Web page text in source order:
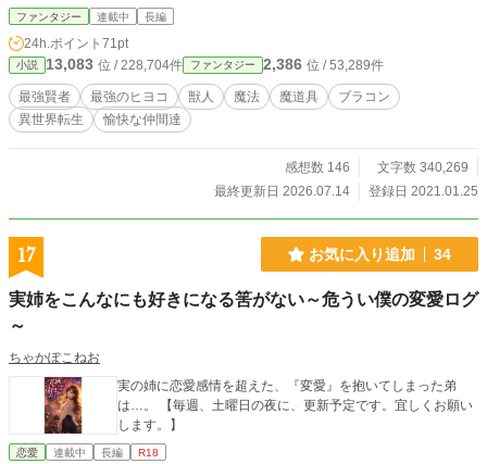
世界だろうと人間じゃなかろうとお構い無しに、常識をぶち壊す。 差別の荒波
に揉まれたり陰謀に巻き込まれたりしてなかなか研究が進まないけれど、ブラコ
ン拗らせながらも愉快な仲間に囲まれて成長していくお話。 ※拙い作品です
が、誹謗中傷はご勘弁を…… 只今加筆修正中。 他サイトでも投稿してます。
ファンタジー 連載中 長編
24h.ポイント 71pt
小説 13,083 位 / 228,704件 ファンタジー 2,386 位 / 53,289件
最強賢者 最強のヒヨコ 獣人 魔法 魔道具
ブラコン
異世界転生
愉快な仲間達
感想数 146
文字数 340,269
最終更新日 2026.07.14
登録日 2021.01.25
17 お気に入り追加 34
実姉をこんなにも好きになる筈がない～危うい僕の変愛ログ
～
ちゃかぽこねお
実の姉に恋愛感情を超えた、『変愛』を抱いてしまった弟
は…。 【毎週、土曜日の夜に、更新予定です。宜しくお願い
します。】
恋愛 連載中 長編 R18